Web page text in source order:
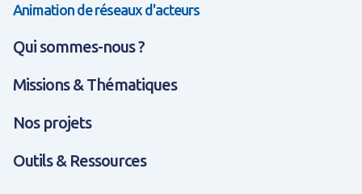
Animation de réseaux d'acteurs
Qui sommes-nous ?
Missions & Thématiques
Nos projets
Outils & Ressources